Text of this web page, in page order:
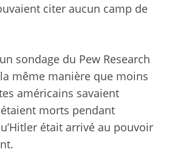
citer aucun camp de
sondage du Pew Research
même manière que moins
américains savaient
morts pendant
était arrivé au pouvoir